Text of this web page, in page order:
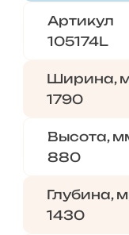
Артикул
105174L
Ширина,
1790
Высота,
880
Глубина,
1430